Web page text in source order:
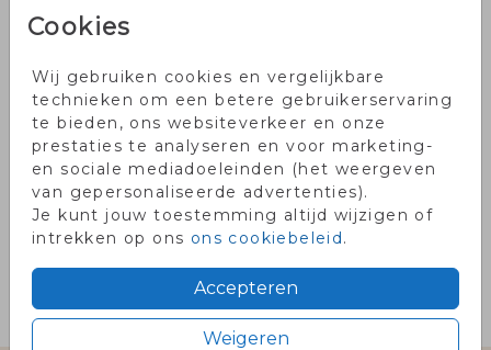
Cookies
Wij gebruiken cookies en vergelijkbare
technieken om een betere gebruikerservaring
te bieden, ons websiteverkeer en onze
prestaties te analyseren en voor marketing-
en sociale mediadoeleinden (het weergeven
van gepersonaliseerde advertenties).
Je kunt jouw toestemming altijd wijzigen of
intrekken op ons ons cookiebeleid.
Accepteren
Weigeren
dag in productie
met een 9!
OMSCHRIJVING
Met een mooie ronde goudfolie sluitzegel
maak je het versturen van je
Prijs:€ 6,50 per 25 zegels